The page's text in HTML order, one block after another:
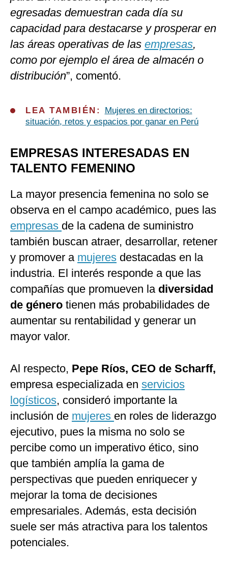
egresadas demuestran cada día su
capacidad para destacarse y prosperar en
las áreas operativas de las empresas,
como por ejemplo el área de almacén o
distribución”, comentó.
LEA TAMBIÉN:
Mujeres en directorios:
situación, retos y espacios por ganar en Perú
EMPRESAS INTERESADAS EN
TALENTO FEMENINO
La mayor presencia femenina no solo se
observa en el campo académico, pues las
empresas de la cadena de suministro
también buscan atraer, desarrollar, retener
y promover a mujeres destacadas en la
industria. El interés responde a que las
compañías que promueven la diversidad
de género tienen más probabilidades de
aumentar su rentabilidad y generar un
mayor valor.
Al respecto, Pepe Ríos, CEO de Scharff,
empresa especializada en servicios
logísticos, consideró importante la
inclusión de mujeres en roles de liderazgo
ejecutivo, pues la misma no solo se
percibe como un imperativo ético, sino
que también amplía la gama de
perspectivas que pueden enriquecer y
mejorar la toma de decisiones
empresariales. Además, esta decisión
suele ser más atractiva para los talentos
potenciales.